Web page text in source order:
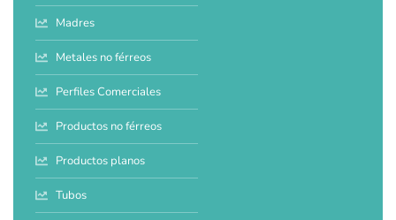
Madres
Metales no férreos
Perfiles Comerciales
Productos no férreos
Productos planos
Tubos